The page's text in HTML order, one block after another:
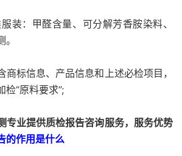
：甲醛含量、可分解芳香胺染料、
标信息、产品信息和上述必检项目，
检“原料要求”;
业提供质检报告咨询服务，服务优势
的作用是什么